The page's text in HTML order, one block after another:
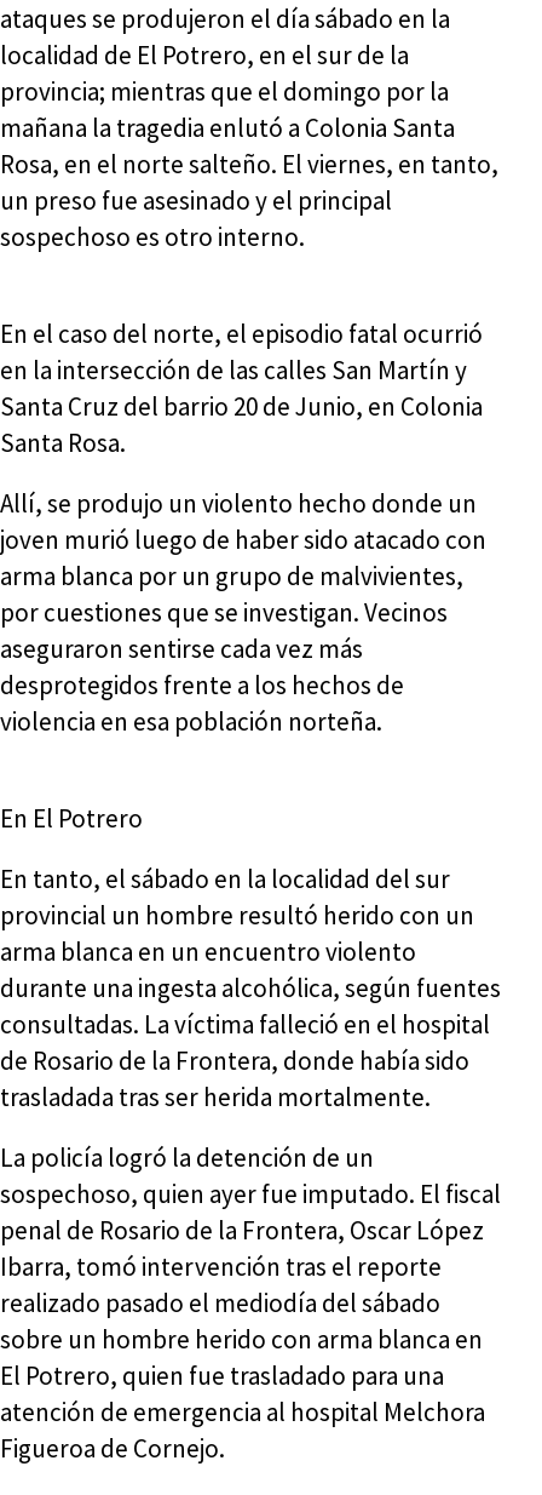
ataques se produjeron el día sábado en la
localidad de El Potrero, en el sur de la
provincia; mientras que el domingo por la
mañana la tragedia enlutó a Colonia Santa
Rosa, en el norte salteño. El viernes, en tanto,
un preso fue asesinado y el principal
sospechoso es otro interno.
En el caso del norte, el episodio fatal ocurrió
en la intersección de las calles San Martín y
Santa Cruz del barrio 20 de Junio, en Colonia
Santa Rosa.
Allí, se produjo un violento hecho donde un
joven murió luego de haber sido atacado con
arma blanca por un grupo de malvivientes,
por cuestiones que se investigan. Vecinos
aseguraron sentirse cada vez más
desprotegidos frente a los hechos de
violencia en esa población norteña.
En El Potrero
En tanto, el sábado en la localidad del sur
provincial un hombre resultó herido con un
arma blanca en un encuentro violento
durante una ingesta alcohólica, según fuentes
consultadas. La víctima falleció en el hospital
de Rosario de la Frontera, donde había sido
trasladada tras ser herida mortalmente.
La policía logró la detención de un
sospechoso, quien ayer fue imputado. El fiscal
penal de Rosario de la Frontera, Oscar López
Ibarra, tomó intervención tras el reporte
realizado pasado el mediodía del sábado
sobre un hombre herido con arma blanca en
El Potrero, quien fue trasladado para una
atención de emergencia al hospital Melchora
Figueroa de Cornejo.